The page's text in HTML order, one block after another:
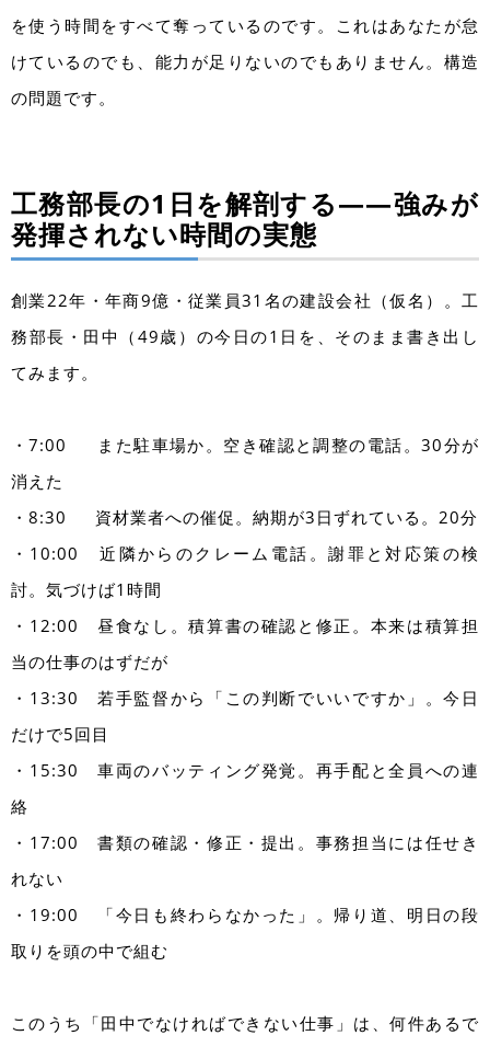
を使う時間をすべて奪っているのです。これはあなたが怠
けているのでも、能力が足りないのでもありません。構造
の問題です。
工務部長の1日を解剖する――強みが
発揮されない時間の実態
創業22年・年商9億・従業員31名の建設会社（仮名）。工
務部長・田中（49歳）の今日の1日を、そのまま書き出し
てみます。
・7:00 また駐車場か。空き確認と調整の電話。30分が
消えた
・8:30 資材業者への催促。納期が3日ずれている。20分
・10:00 近隣からのクレーム電話。謝罪と対応策の検
討。気づけば1時間
・12:00 昼食なし。積算書の確認と修正。本来は積算担
当の仕事のはずだが
・13:30 若手監督から「この判断でいいですか」。今日
だけで5回目
・15:30 車両のバッティング発覚。再手配と全員への連
絡
・17:00 書類の確認・修正・提出。事務担当には任せき
れない
・19:00 「今日も終わらなかった」。帰り道、明日の段
取りを頭の中で組む
このうち「田中でなければできない仕事」は、何件あるで